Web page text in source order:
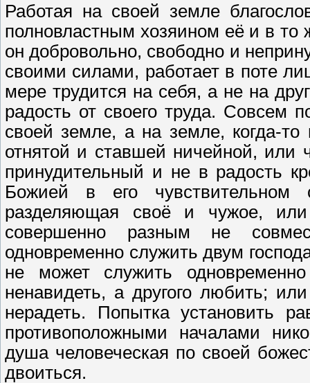
Работая на своей земле
полновластным хозяином её и в то
он добровольно, свободно и
своими силами, работает в поте
мере трудится на себя, а не на
радость от своего труда. Совсем
своей земле, а на земле, когда-
отнятой и ставшей ничейной, или
принудительный и не в радость
Божией в его чувствительном
разделяющая своё и чужое,
совершенно разным не
одновременно служить двум
не может служить
ненавидеть, а другого любить;
нерадеть. Попытка установить
противоположными началами
душа человеческая по своей
двоиться.